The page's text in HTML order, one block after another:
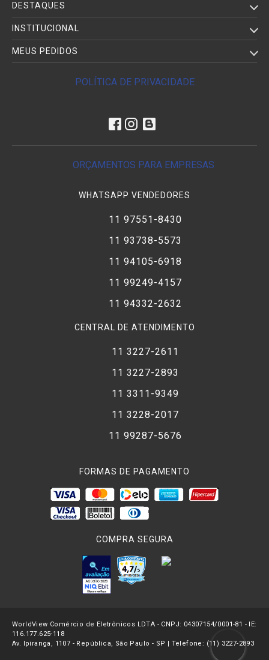
DESTAQUES
INSTITUCIONAL
MEUS PEDIDOS
POLÍTICA DE PRIVACIDADE
ORÇAMENTOS PARA EMPRESAS
WHATSAPP VENDEDORES
11 97551-8430
11 93738-5573
11 94105-6918
11 99249-4157
11 94332-2632
CENTRAL DE ATENDIMENTO
11 3227-2611
11 3227-2893
11 3311-9349
11 3228-2017
11 99287-5676
FORMAS DE PAGAMENTO
COMPRA SEGURA
WorldView Comércio de Eletrônicos LDTA - CNPJ: 04307154/0001-81 - IE:
116.177.625-118
Av. Ipiranga, 1107 - República, São Paulo - SP | Telefone: (11) 3227-2893